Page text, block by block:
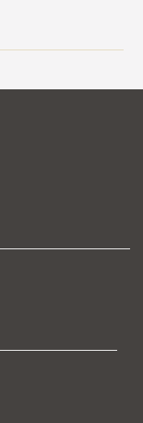
és bővítés a magyar
a Francia választások
konferencia
helyhatósági
elnökválasztás közötti